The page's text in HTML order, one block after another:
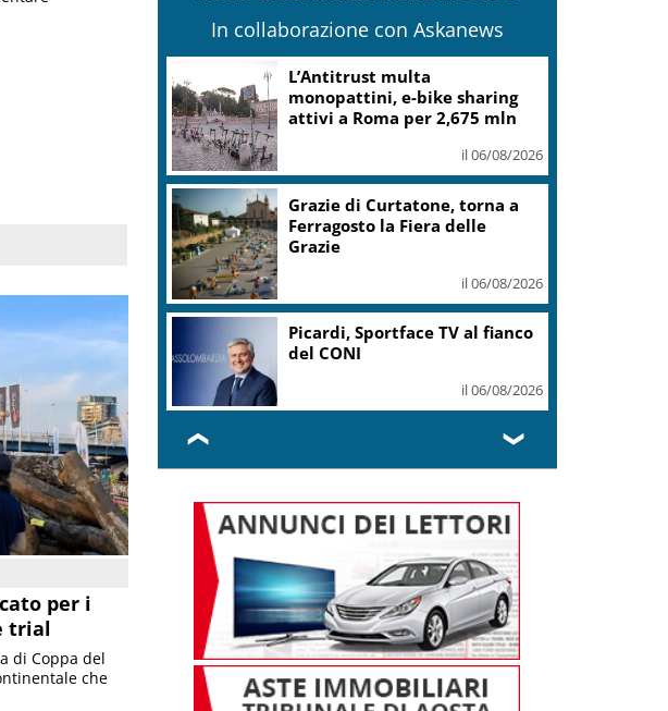
per i
trial
di Coppa del
che
In collaborazione con Askanews
L’Antitrust multa
monopattini, e-bike sharing
attivi a Roma per 2,675 mln
il 06/08/2026
Grazie di Curtatone, torna a
Ferragosto la Fiera delle
Grazie
il 06/08/2026
Picardi, Sportface TV al fianco
del CONI
il 06/08/2026
❮ ❯